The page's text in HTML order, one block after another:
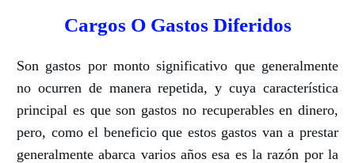
Cargos O Gastos Diferidos
Son gastos por monto significativo que generalmente
no ocurren de manera repetida, y cuya característica
principal es que son gastos no recuperables en dinero,
pero, como el beneficio que estos gastos van a prestar
generalmente abarca varios años esa es la razón por la